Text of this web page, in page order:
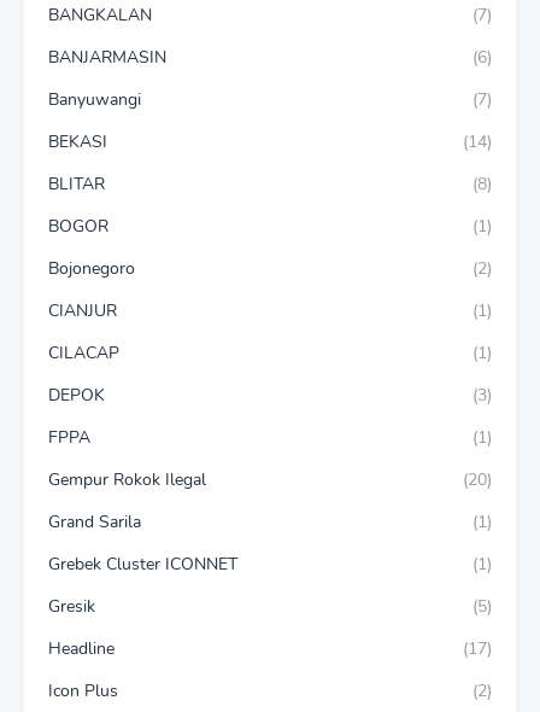
BANGKALAN
(7)
BANJARMASIN
(6)
Banyuwangi
(7)
BEKASI
(14)
BLITAR
(8)
BOGOR
(1)
Bojonegoro
(2)
CIANJUR
(1)
CILACAP
(1)
DEPOK
(3)
FPPA
(1)
Gempur Rokok Ilegal
(20)
Grand Sarila
(1)
Grebek Cluster ICONNET
(1)
Gresik
(5)
Headline
(17)
Icon Plus
(2)